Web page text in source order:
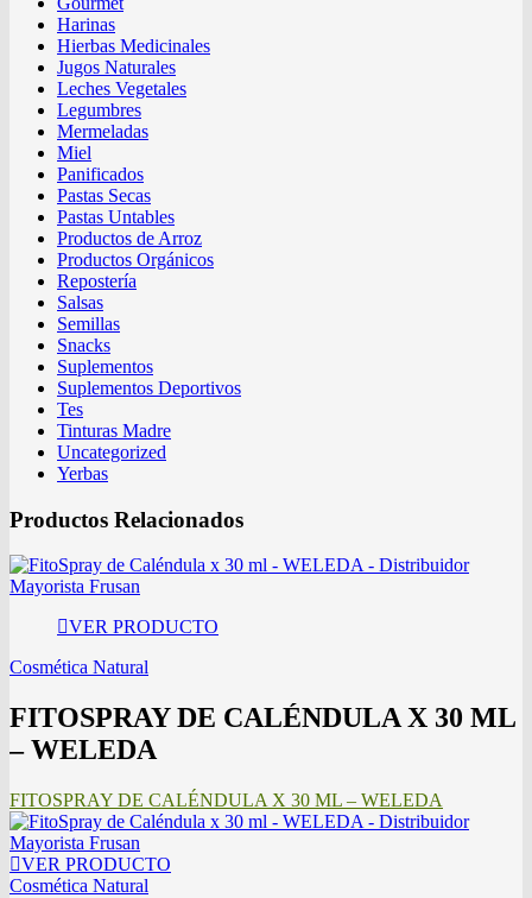
Harinas
Hierbas Medicinales
Jugos Naturales
Leches Vegetales
Legumbres
Mermeladas
Miel
Panificados
Pastas Secas
Pastas Untables
Productos de Arroz
Productos Orgánicos
Repostería
Salsas
Semillas
Snacks
Suplementos
Suplementos Deportivos
Tes
Tinturas Madre
Uncategorized
Yerbas
Productos Relacionados
VER PRODUCTO
Cosmética Natural
FITOSPRAY DE CALÉNDULA X 30 ML
– WELEDA
FITOSPRAY DE CALÉNDULA X 30 ML – WELEDA
VER PRODUCTO
Cosmética Natural